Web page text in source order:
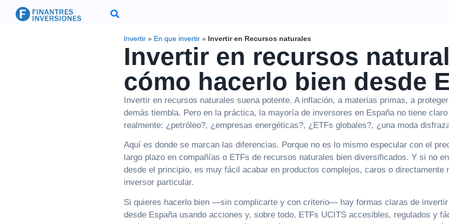
Invertir » En que invertir » Invertir en Recursos naturales
Invertir en recursos
cómo hacerlo bien desde
Invertir en recursos naturales suena potente. A inflación, a materias primas, a
demás tiembla. Pero en la práctica, la mayoría de inversores en España no tiene
realmente: ¿petróleo?, ¿empresas energéticas?, ¿ETFs globales?, ¿una moda
Aquí es donde se marcan las diferencias. Porque no es lo mismo especular con el
largo plazo en compañías o ETFs de recursos naturales bien diversificados. Y si no
desde el principio, es muy fácil acabar en productos complejos, caros o directamente
inversor particular.
Si quieres hacerlo bien —sin complicarte y con criterio— hay formas claras de
desde España usando acciones y, sobre todo, ETFs UCITS accesibles, regulados y